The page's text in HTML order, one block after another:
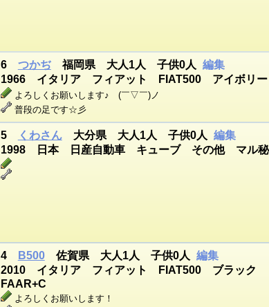
6 つかぢ福岡県 大人1人 子供0人
編集
1966 イタリア フィアット FIAT500 アイボリー
よろしくお願いします♪ (￣▽￣)ノ
普段の足です☆彡
5 くわさん大分県 大人1人 子供0人
編集
1998 日本 日産自動車 キューブ その他 マル秘
4 B500佐賀県 大人1人 子供0人
編集
2010 イタリア フィアット FIAT500 ブラック
FAAR+C
よろしくお願いします！